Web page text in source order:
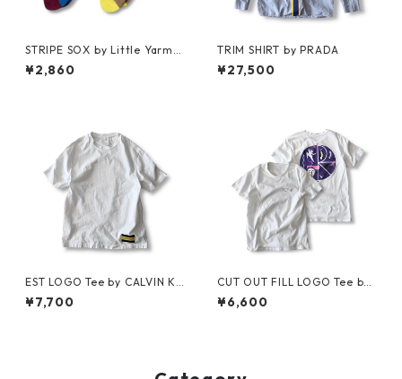
STRIPE SOX by Little Yarmo
uth
¥2,860
TRIM SHIRT by PRADA
¥27,500
EST LOGO Tee by CALVIN KL
EIN JEANS ESTABLISHED.1978
¥7,700
CUT OUT FILL LOGO Tee by
Polar Skate Co.
¥6,600